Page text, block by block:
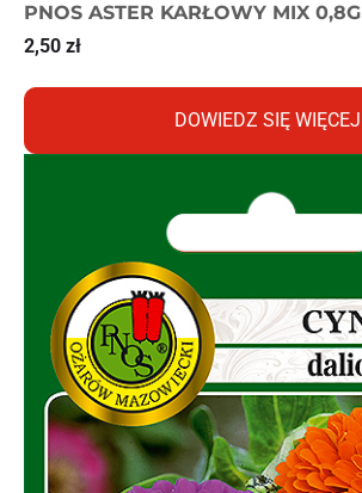
PNOS ASTER KARŁOWY MIX 0,8G
2,50 zł
DOWIEDZ SIĘ WIĘCEJ